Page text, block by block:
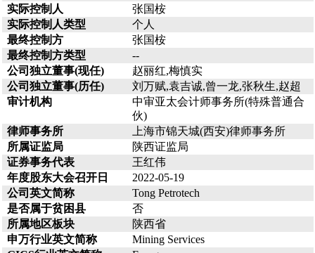
实际控制人
张国桉
实际控制人类型
个人
最终控制方
张国桉
最终控制方类型
--
公司独立董事(现任)
赵丽红,梅慎实
公司独立董事(历任)
刘万赋,袁吉诚,曾一龙,张秋生,赵超
审计机构
中审亚太会计师事务所(特殊普通合
伙)
律师事务所
上海市锦天城(西安)律师事务所
所属证监局
陕西证监局
证券事务代表
王红伟
年度股东大会召开日
2022-05-19
公司英文简称
Tong Petrotech
是否属于贫困县
否
所属地区板块
陕西省
申万行业英文简称
Mining Services